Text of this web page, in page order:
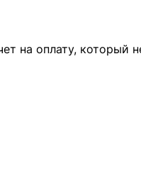
на оплату, который